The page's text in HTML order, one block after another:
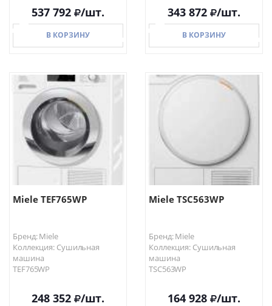
537 792 /шт.
В КОРЗИНУ
В КОРЗИНУ
343 872 /шт.
В КОРЗИНУ
Miele TEF765WP
Бренд: Miele
Коллекция: Сушильная
машина
TEF765WP
248 352 /шт.
Miele TSC563WP
Бренд: Miele
Коллекция: Сушильная
машина
TSC563WP
164 928 /шт.